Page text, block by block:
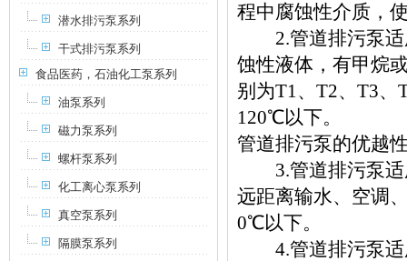
潜水排污泵系列
干式排污泵系列
食品医药，石油化工泵系列
油泵系列
磁力泵系列
螺杆泵系列
化工离心泵系列
真空泵系列
隔膜泵系列
程中腐蚀性介质，
2.管道排污泵适
蚀性液体，有甲烷
别为T1、T2、T3、
120℃以下。
管道排污泵的优越
3.管道排污泵适
远距离输水、空调
0℃以下。
4.管道排污泵适